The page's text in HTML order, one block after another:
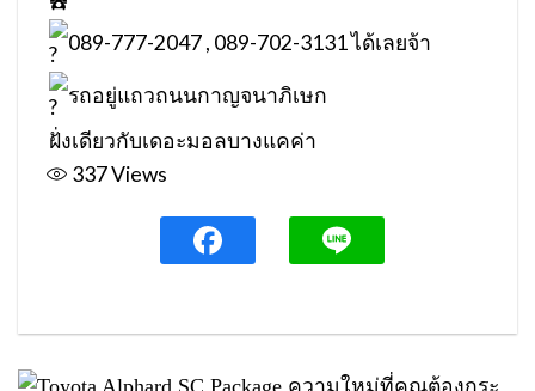
089-777-2047 , 089-702-3131 ได้เลยจ้า
รถอยู่แถวถนนกาญจนาภิเษก
ฝั่งเดียวกับเดอะมอลบางแคค่า
337Views